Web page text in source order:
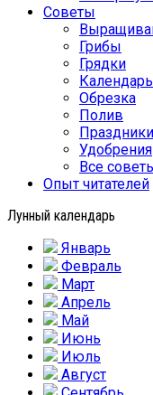
Советы
Грибы
Грядки
Обрезка
Полив
Праздники
Удобрения
Все
Опыт читателей
Лунный календарь
Январь
Февраль
Март
Апрель
Май
Июнь
Июль
Август